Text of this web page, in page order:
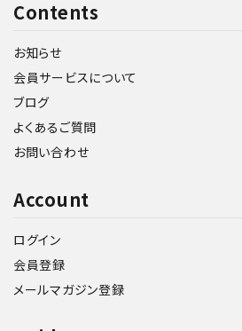
Contents
お知らせ
会員サービスについて
ブログ
よくあるご質問
お問い合わせ
Account
ログイン
会員登録
メールマガジン登録